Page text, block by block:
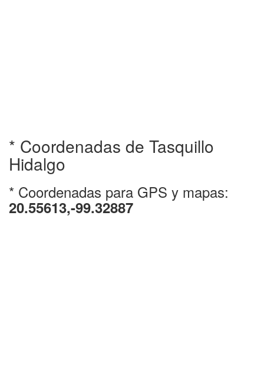
* Coordenadas de Tasquillo
Hidalgo
* Coordenadas para GPS y mapas:
20.55613,-99.32887